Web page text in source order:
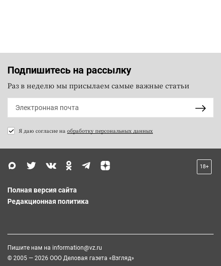
Подпишитесь на рассылку
Раз в неделю мы присылаем самые важные статьи
Я даю согласие на обработку персональных данных
18+
Полная версия сайта
Редакционная политика
Пишите нам на information@vz.ru
© 2005 — 2026 ООО Деловая газета «Взгляд»